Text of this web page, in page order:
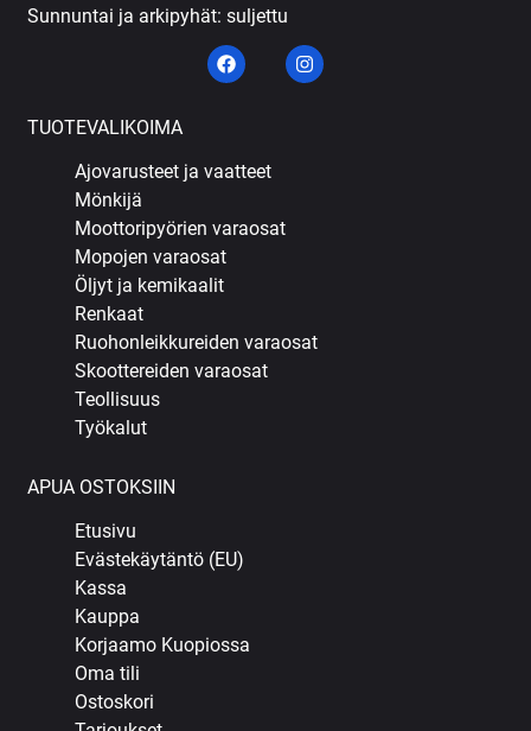
Sunnuntai ja arkipyhät: suljettu
TUOTEVALIKOIMA
Ajovarusteet ja vaatteet
Mönkijä
Moottoripyörien varaosat
Mopojen varaosat
Öljyt ja kemikaalit
Renkaat
Ruohonleikkureiden varaosat
Skoottereiden varaosat
Teollisuus
Työkalut
APUA OSTOKSIIN
Etusivu
Evästekäytäntö (EU)
Kassa
Kauppa
Korjaamo Kuopiossa
Oma tili
Ostoskori